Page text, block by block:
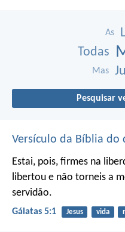
As
Todas
Mas
Pesquisar
Versículo da Bíblia do
Estai, pois, firmes na
libertou e não torneis a
servidão.
Gálatas 5:1 Jesus vida